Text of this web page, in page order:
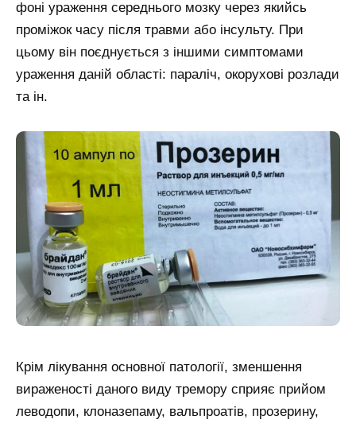
фоні ураження середнього мозку через якийсь
проміжок часу після травми або інсульту. При
цьому він поєднується з іншими симптомами
ураження даній області: параліч, окорухові розлади
та ін.
Крім лікування основної патології, зменшення
вираженості даного виду тремору сприяє прийом
леводопи, клоназепаму, вальпроатів, прозерину,